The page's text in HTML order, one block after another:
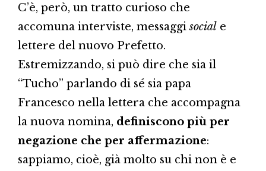
C’è, però, un tratto curioso che
accomuna interviste, messaggisocial e
lettere del nuovo Prefetto.
Estremizzando, si può dire che sia il
“Tucho” parlando di sé sia papa
Francesco nella lettera che accompagna
la nuova nomina, definiscono più per
negazione che per affermazione:
sappiamo, cioè, già molto su chi non è e